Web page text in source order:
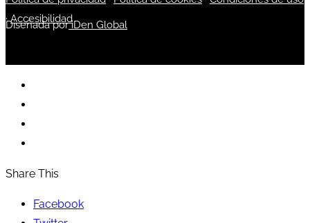
·Accesibilidad
Diseñada poriDen Global
Share This
Facebook